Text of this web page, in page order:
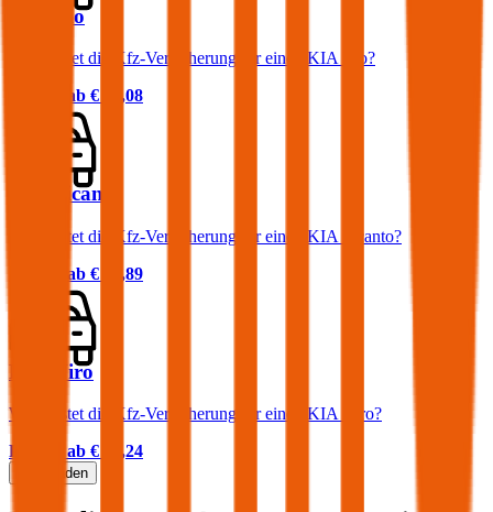
KIA Rio
Was kostet die Kfz-Versicherung für einen KIA Rio?
Prämie ab € 37,08
KIA Picanto
Was kostet die Kfz-Versicherung für einen KIA Picanto?
Prämie ab € 37,89
KIA Niro
Was kostet die Kfz-Versicherung für einen KIA Niro?
Prämie ab € 35,24
Mehr laden